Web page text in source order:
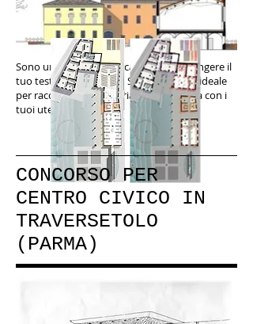
Sono un paragrafo. Clicca qui per aggiungere il
tuo testo e modificami. Sono un posto ideale
per raccontare una storia e condividerla con i
tuoi utenti.
CONCORSO PER
CENTRO CIVICO IN
TRAVERSETOLO
(PARMA)